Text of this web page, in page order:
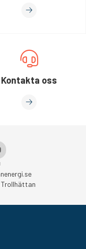
Kontakta oss
Trollhättan